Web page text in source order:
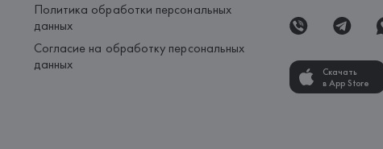
Политика обработки персональных
данных
Согласие на обработку персональных
данных
Скачать
в App Store